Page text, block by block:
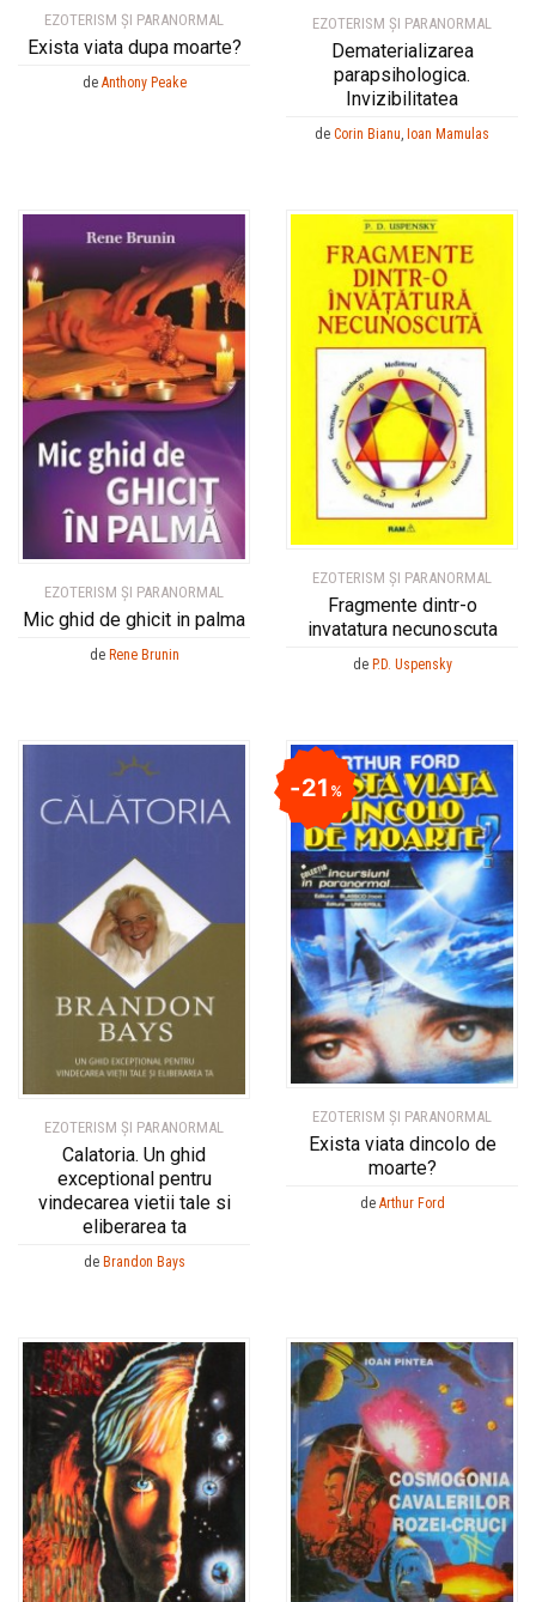
EZOTERISM ȘI PARANORMAL
Exista viata dupa moarte?
de Anthony Peake
EZOTERISM ȘI PARANORMAL
Dematerializarea
parapsihologica.
Invizibilitatea
de Corin Bianu, Ioan Mamulas
EZOTERISM ȘI PARANORMAL
Mic ghid de ghicit in palma
de Rene Brunin
EZOTERISM ȘI PARANORMAL
Fragmente dintr-o
invatatura necunoscuta
de P.D. Uspensky
EZOTERISM ȘI PARANORMAL
Calatoria. Un ghid
exceptional pentru
vindecarea vietii tale si
eliberarea ta
de Brandon Bays
EZOTERISM ȘI PARANORMAL
Exista viata dincolo de
moarte?
21%
de Arthur Ford